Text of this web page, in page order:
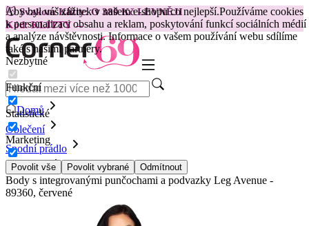
Aby byl váš zážitek v našem e-shopu co nejlepší.Používáme cookies
k personalizaci obsahu a reklam, poskytování funkcí sociálních médií
a analýze návštěvnosti. Informace o vašem používání webu sdílíme
také s našimi partnery.
Nezbytné
Funkční
Statistické
Marketing
Povolit vše Povolit vybrané Odmítnout
😽Svakom Klitty: O 380 Kč LEVNĚJI
Kód: KLITTY →
Domů
Oblečení
Spodní prádlo
Bodysuits
Body s integrovanými punčochami a podvazky Leg Avenue -
89360, červené